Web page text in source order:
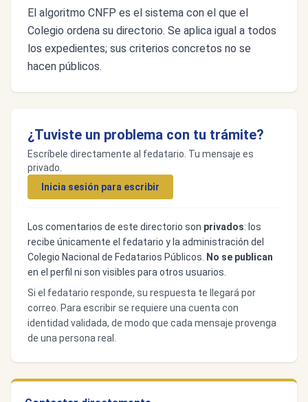
El algoritmo CNFP es el sistema con el que el
Colegio ordena su directorio. Se aplica igual a todos
los expedientes; sus criterios concretos no se
hacen públicos.
¿Tuviste un problema con tu trámite?
Escríbele directamente al fedatario. Tu mensaje es
privado.
Inicia sesión para escribir
Los comentarios de este directorio son privados: los
recibe únicamente el fedatario y la administración del
Colegio Nacional de Fedatarios Públicos.
No se publican
en el perfil ni son visibles para otros usuarios.
Si el fedatario responde, su respuesta te llegará por
correo. Para escribir se requiere una cuenta con
identidad validada, de modo que cada mensaje provenga
de una persona real.